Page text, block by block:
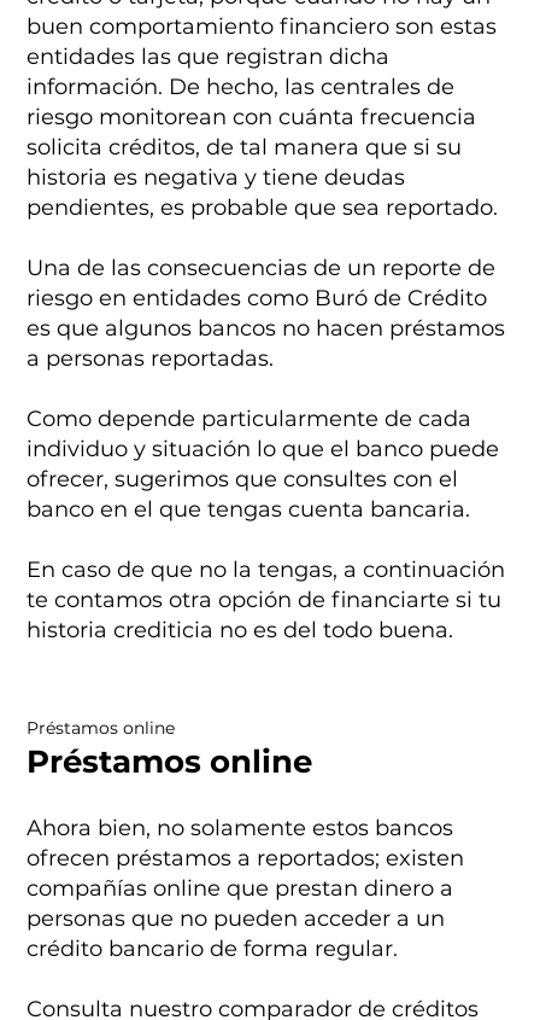
Préstamos online
Préstamos online
Ahora bien, no solamente estos bancos
ofrecen préstamos a reportados; existen
compañías online que prestan dinero a
personas que no pueden acceder a un
crédito bancario de forma regular.
Consulta nuestro comparador de créditos
buen comportamiento financiero son estas
entidades las que registran dicha
información. De hecho, las centrales de
riesgo monitorean con cuánta frecuencia
solicita créditos, de tal manera que si su
historia es negativa y tiene deudas
pendientes, es probable que sea reportado.
Una de las consecuencias de un reporte de
riesgo en entidades como Buró de Crédito
es que algunos bancos no hacen préstamos
a personas reportadas.
Como depende particularmente de cada
individuo y situación lo que el banco puede
ofrecer, sugerimos que consultes con el
banco en el que tengas cuenta bancaria.
En caso de que no la tengas, a continuación
te contamos otra opción de financiarte si tu
historia crediticia no es del todo buena.